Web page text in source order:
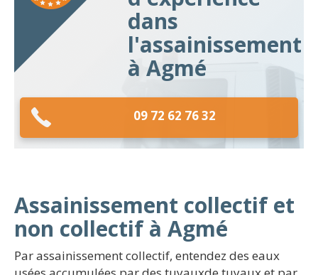
dans
l'assainissement
à Agmé
09 72 62 76 32
Assainissement collectif et
non collectif à Agmé
Par assainissement collectif, entendez des eaux